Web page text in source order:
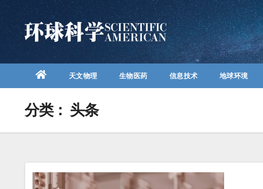
天文物理 生物医药 信息技术 地球环境
分类： 头条